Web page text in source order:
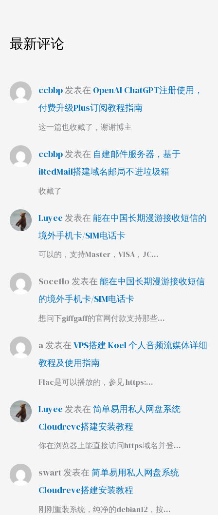
最新评论
ccbbp发表在 OpenAI ChatGPT注册使用，
付费升级Plus订阅教程指南
这一篇也收藏了，谢谢博主
ccbbp发表在 自建邮件服务器，基于
iRedMail搭建域名邮局不进垃圾箱
收藏了
Luyee 发表在 能在中国长期漫游接收短信的
境外手机卡/SIM电话卡
可以的，支持Master，VISA，JC…
Soce1lo 发表在能在中国长期漫游接收短信
的境外手机卡/SIM电话卡
想问下giffgaff的官网付款支持那些…
a发表在VPS搭建 Koel 个人音频流媒体详细
教程及使用指南
Flac是可以播放的，参见 https:…
Luyee 发表在 简单易用私人网盘系统
Cloudreve搭建安装教程
你在浏览器上能直接访问https域名并登…
swart发表在简单易用私人网盘系统
Cloudreve搭建安装教程
刚刚重装系统，纯净的debian12，按…